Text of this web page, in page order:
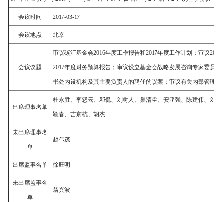
会议时间 2017-03-17
会议地点 北京
会议议题
审议碳汇基金会2016年度工作报告和2017年度工作计划；审议
2017年度财务预算报告；审议设立基金会战略发展咨询专家委
书处内设机构及其主要负责人的聘任的议案；审议有关内部管
出席理事名单
杜永胜、李怒云、邓侃、刘树人、巢清尘、安亚强、陈建伟、
颖春、吉京杭、胡杰
未出席理事名
单
赵伟茂
出席监事名单 徐旺明
未出席监事名
单
翁兴波